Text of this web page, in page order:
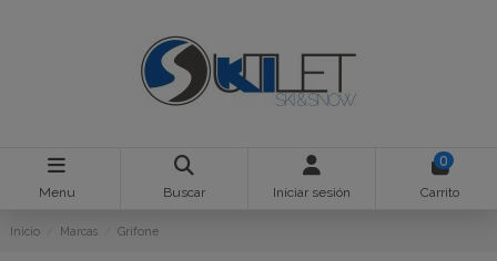
Menu Buscar Iniciar sesión
0
Carrito
Inicio Marcas Grifone